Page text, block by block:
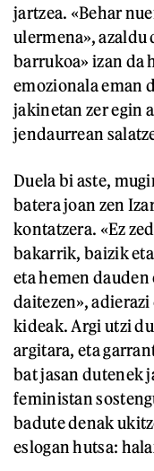
jartzea. «Behar
ulermena»,
barrukoa» izan da
emozionala eman
jakinetan zer egin
jendaurrean
Duela bi aste,
batera joan zen
kontatzera. «Ez
bakarrik, baizik
eta hemen
daitezen»,
kideak. Argi utzi
argitara, eta
bat jasan dutenek
feministan
badute denak
eslogan hutsa: